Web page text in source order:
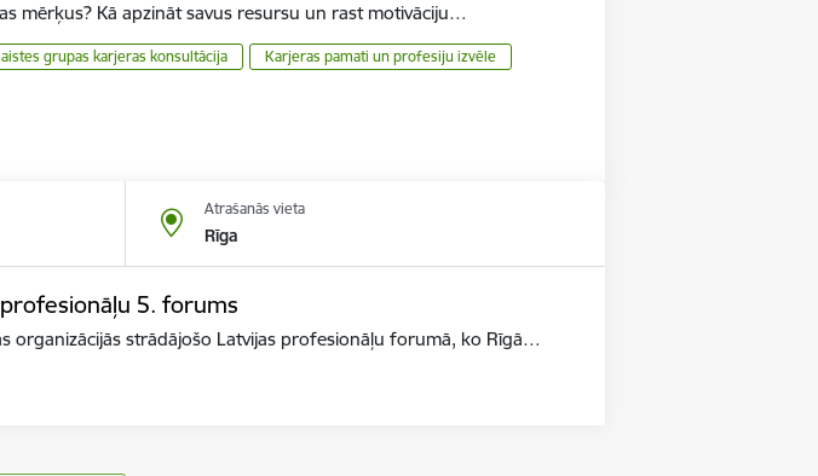
mērķus? Kā apzināt savus resursu un rast motivāciju…
grupas karjeras konsultācija Karjeras pamati un profesiju izvēle
Atrašanās vieta
Rīga
5. forums
organizācijās strādājošo Latvijas profesionāļu forumā, ko Rīgā…